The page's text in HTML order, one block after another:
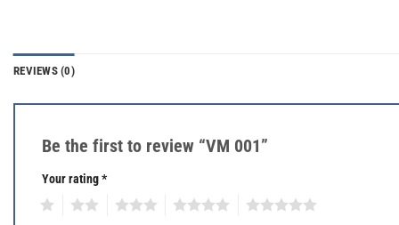
REVIEWS (0)
Be the first to review “VM 001”
Your rating*